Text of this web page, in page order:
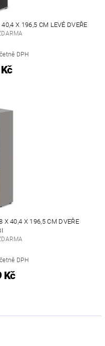
X 196,5 CM LEVÉ DVEŘE
DPH
X 40,4 X 196,5 CM DVEŘE
DPH
Kč